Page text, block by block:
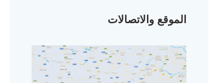
الموقع والاتصالات